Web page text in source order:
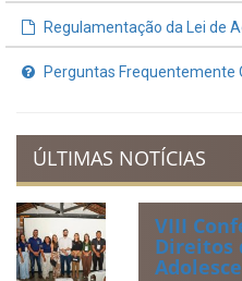
Regulamentação da Lei de
Perguntas Frequentemente
ÚLTIMAS NOTÍCIAS
VIII
Direitos